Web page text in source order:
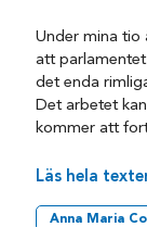
Under mina tio
att
det enda
Det arbetet
kommer att
Läs hela
Anna Maria